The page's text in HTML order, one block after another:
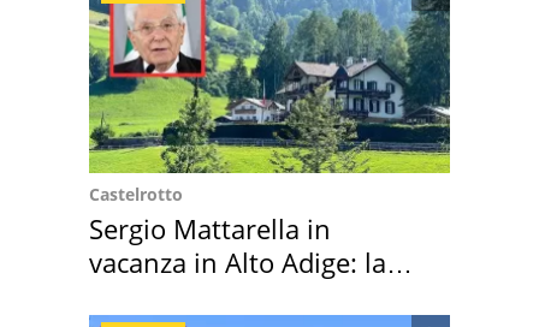
Castelrotto
Sergio Mattarella in
vacanza in Alto Adige: la